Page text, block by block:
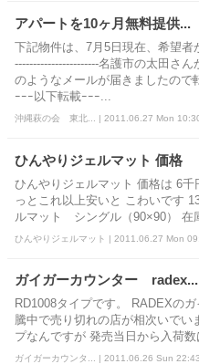
アパートを10ヶ月無料提供...
下記物件は、7月5日現在、希望者
-----------------------名護市の太田さ
のようなメールが届きましたので
ｰｰｰ以下転載ｰｰｰ...
沖縄萩の会 東北... | 2011.06.27 Mon
ひんやりジェルマット 価格
ひんやりジェルマット 価格は 6
っとこれ以上安いと こわいです
ルマット シングル（90×90） 在
ひんやりジェルマット | 2011.06.27 Mon
ガイガーカウンター radex...
RD1008タイプです。 RADEXの
騰中で売り切れの店が相次いでい
プなんですが 発売当日から入荷数
ガイガーカウンタ... | 2011.06.26 Sun 22:43